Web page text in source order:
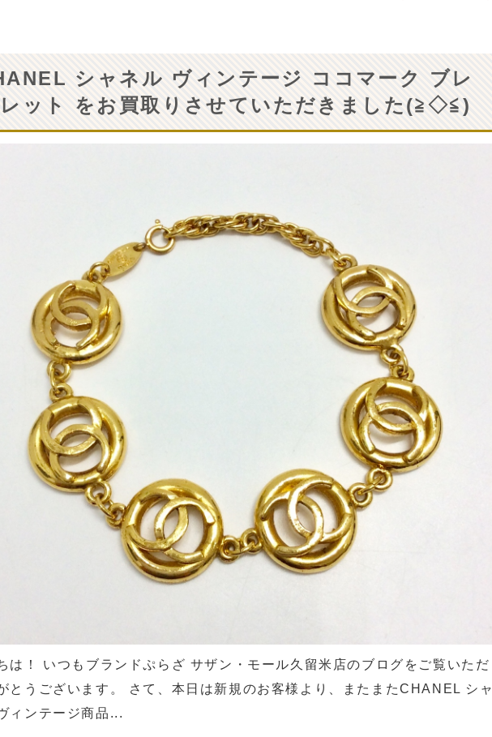
シャネル ヴィンテージ ココマーク ブレ
ット をお買取りさせていただきました(≧◇≦)
は！ いつもブランドぷらざ サザン・モール久留米店のブログをご覧いただ
とうございます。 さて、本日は新規のお客様より、またまたCHANEL シャ
ィンテージ商品...